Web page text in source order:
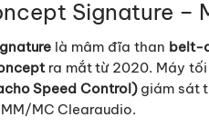
Signature
là mâm đĩa than belt-
ra mắt từ 2020. Máy tối
Speed Control)giám sát
MC Clearaudio.